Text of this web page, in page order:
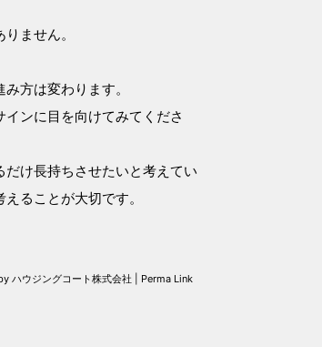
ません。
方は変わります。
ンに目を向けてみてくださ
け長持ちさせたいと考えてい
ることが大切です。
ハウジングコート株式会社 Perma Link